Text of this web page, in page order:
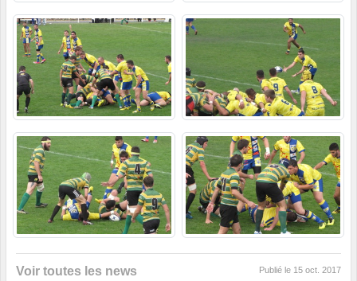
Voir toutes les news Publié le 15 oct. 2017